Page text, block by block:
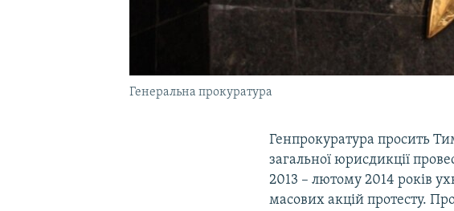
Генеральна прокуратура
Генпрокуратура просить
загальної юрисдикції
2013 – лютому 2014 років
масових акцій протесту.